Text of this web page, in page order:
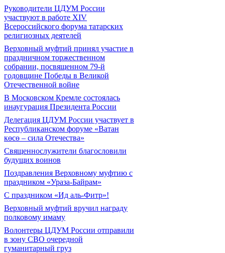
Руководители ЦДУМ России
участвуют в работе XIV
Всероссийского форума татарских
религиозных деятелей
Верховный муфтий принял участие в
праздничном торжественном
собрании, посвященном 79-й
годовщине Победы в Великой
Отечественной войне
В Московском Кремле состоялась
инаугурация Президента России
Делегация ЦДУМ России участвует в
Республиканском форуме «Ватан
көсө – сила Отечества»
Священнослужители благословили
будущих воинов
Поздравления Верховному муфтию с
праздником «Ураза-Байрам»
С праздником «Ид аль-Фитр»!
Верховный муфтий вручил награду
полковому имаму
Волонтеры ЦДУМ России отправили
в зону СВО очередной
гуманитарный груз